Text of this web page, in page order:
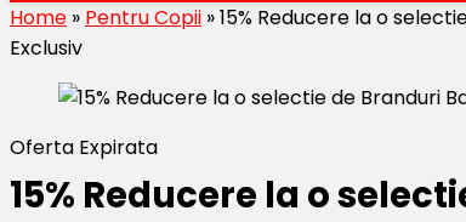
Home » Pentru Copii »15% Reducere la o
Exclusiv
Oferta Expirata
15% Reducere la o